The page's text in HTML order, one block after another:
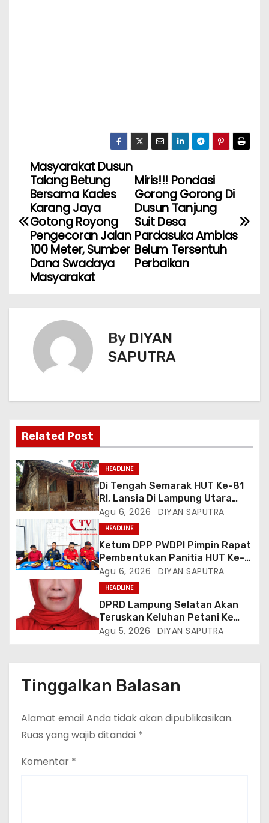
Miris!!! Pondasi
Gorong Gorong Di
Dusun Tanjung
Suit Desa
Pardasuka Amblas
Belum Tersentuh
Perbaikan
Masyarakat Dusun
Talang Betung
Bersama Kades
Karang Jaya
Gotong Royong
Pengecoran Jalan
100 Meter, Sumber
Dana Swadaya
Masyarakat
By DIYAN
SAPUTRA
Related Post
HEADLINE
Di Tengah Semarak HUT Ke-81
RI, Lansia Di Lampung Utara
Hidup Memprihatinkan
Agu 6, 2026 DIYAN SAPUTRA
HEADLINE
Ketum DPP PWDPI Pimpin Rapat
Pembentukan Panitia HUT Ke-4,
Berikut Susunan Dan Rangkaian
Kegiatannya
Agu 6, 2026 DIYAN SAPUTRA
HEADLINE
DPRD Lampung Selatan Akan
Teruskan Keluhan Petani Ke
Dinas Terkait, Minta Audit
Agu 5, 2026 DIYAN SAPUTRA
Tinggalkan Balasan
Alamat email Anda tidak akan dipublikasikan.
Ruas yang wajib ditandai *
Komentar *